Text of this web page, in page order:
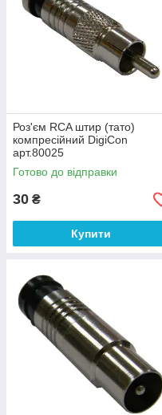
Роз'єм RCA штир (тато)
компресійний DigiCon
арт.80025
Готово до відправки
30 ₴
Купити